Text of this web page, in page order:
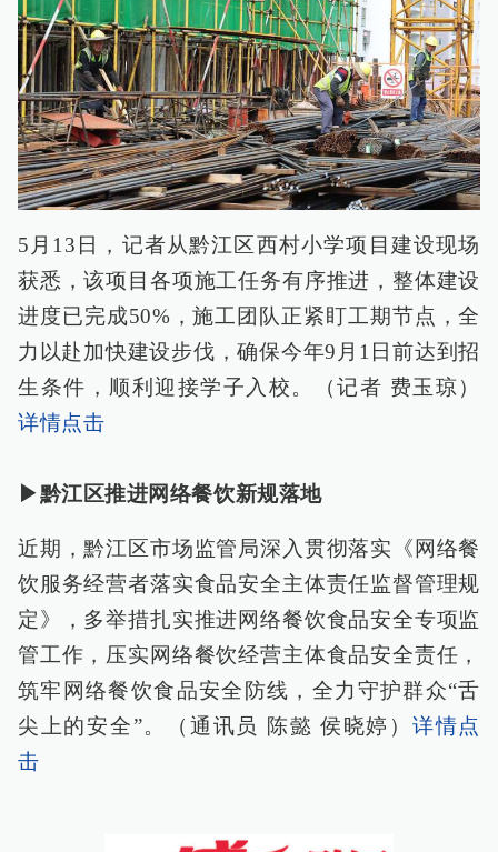
5月13日，记者从黔江区西村小学项目建设现场
获悉，该项目各项施工任务有序推进，整体建设
进度已完成50%，施工团队正紧盯工期节点，全
力以赴加快建设步伐，确保今年9月1日前达到招
生条件，顺利迎接学子入校。（记者 费玉琼）
详情点击
▶黔江区推进网络餐饮新规落地
近期，黔江区市场监管局深入贯彻落实《网络餐
饮服务经营者落实食品安全主体责任监督管理规
定》，多举措扎实推进网络餐饮食品安全专项监
管工作，压实网络餐饮经营主体食品安全责任，
筑牢网络餐饮食品安全防线，全力守护群众“舌
尖上的安全”。（通讯员 陈懿 侯晓婷） 详情点
击